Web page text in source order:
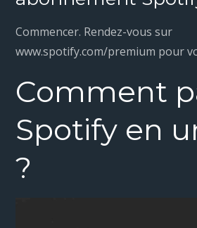
Commencer. Rendez-vous sur
www.spotify.com/premium pour
Comment
Spotify en
?